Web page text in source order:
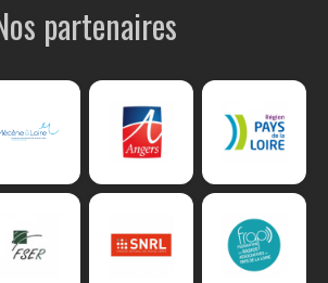
partenaires